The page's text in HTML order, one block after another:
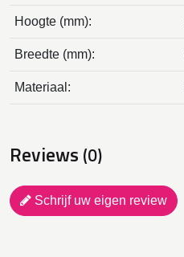
Hoogte (mm):
Breedte (mm):
Materiaal:
Reviews (0)
Schrijf uw eigen review